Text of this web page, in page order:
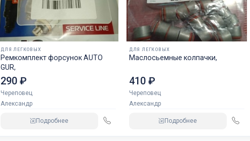
ДЛЯ ЛЕГКОВЫХ
Ремкомплект форсунок AUTO
GUR,
290 ₽
Череповец
Александр
Подробнее
ДЛЯ ЛЕГКОВЫХ
Маслосьемные колпачки,
410 ₽
Череповец
Александр
Подробнее